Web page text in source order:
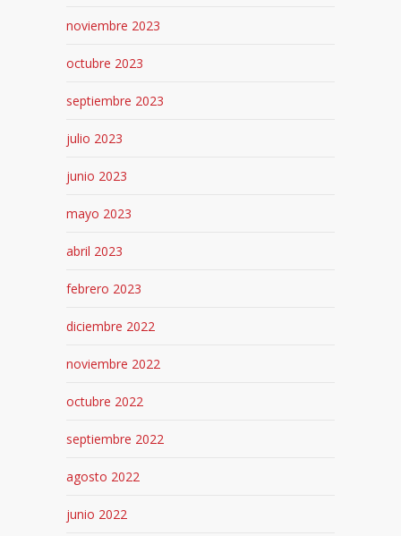
noviembre 2023
octubre 2023
septiembre 2023
julio 2023
junio 2023
mayo 2023
abril 2023
febrero 2023
diciembre 2022
noviembre 2022
octubre 2022
septiembre 2022
agosto 2022
junio 2022